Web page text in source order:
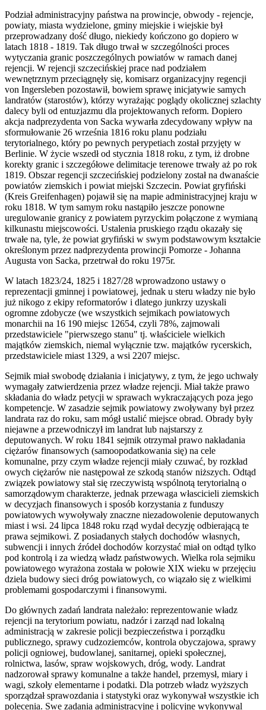
Podział administracyjny państwa na prowincje, obwody - rejencje,
powiaty, miasta wydzielone, gminy miejskie i wiejskie był
przeprowadzany dość długo, niekiedy kończono go dopiero w
latach 1818 - 1819. Tak długo trwał w szczególności proces
wytyczania granic poszczególnych powiatów w ramach danej
rejencji. W rejencji szczecińskiej prace nad podziałem
wewnętrznym przeciągnęły się, komisarz organizacyjny regencji
von Ingersleben pozostawił, bowiem sprawę inicjatywie samych
landratów (starostów), którzy wyrażając poglądy okolicznej szlachty
dalecy byli od entuzjazmu dla projektowanych reform. Dopiero
akcja nadprezydenta von Sacka wywarła zdecydowany wpływ na
sformułowanie 26 września 1816 roku planu podziału
terytorialnego, który po pewnych perypetiach został przyjęty w
Berlinie. W życie wszedł od stycznia 1818 roku, z tym, iż drobne
korekty granic i szczegółowe delimitacje terenowe trwały aż po rok
1819. Obszar regencji szczecińskiej podzielony został na dwanaście
powiatów ziemskich i powiat miejski Szczecin. Powiat gryfiński
(Kreis Greifenhagen) pojawił się na mapie administracyjnej kraju w
roku 1818. W tym samym roku nastąpiło jeszcze ponowne
uregulowanie granicy z powiatem pyrzyckim połączone z wymianą
kilkunastu miejscowości. Ustalenia pruskiego rządu okazały się
trwałe na, tyle, że powiat gryfiński w swym podstawowym kształcie
określonym przez nadprezydenta prowincji Pomorze - Johanna
Augusta von Sacka, przetrwał do roku 1975r.
W latach 1823/24, 1825 i 1827/28 wprowadzono ustawy o
reprezentacji gminnej i powiatowej, jednak u steru władzy nie było
już nikogo z ekipy reformatorów i dlatego junkrzy uzyskali
ogromne zdobycze (we wszystkich sejmikach powiatowych
monarchii na 16 190 miejsc 12654, czyli 78%, zajmowali
przedstawiciele "pierwszego stanu" tj. właściciele wielkich
majątków ziemskich, niemal wyłącznie tzw. majątków rycerskich,
przedstawiciele miast 1329, a wsi 2207 miejsc.
Sejmik miał swobodę działania i inicjatywy, z tym, że jego uchwały
wymagały zatwierdzenia przez władze rejencji. Miał także prawo
składania do władz petycji w sprawach wykraczających poza jego
kompetencje. W zasadzie sejmik powiatowy zwoływany był przez
landrata raz do roku, sam mógł ustalić miejsce obrad. Obrady były
niejawne a przewodniczył im landrat lub najstarszy z
deputowanych. W roku 1841 sejmik otrzymał prawo nakładania
ciężarów finansowych (samoopodatkowania się) na cele
komunalne, przy czym władze rejencji miały czuwać, by rozkład
owych ciężarów nie następował ze szkodą stanów niższych. Odtąd
związek powiatowy stał się rzeczywistą wspólnotą terytorialną o
samorządowym charakterze, jednak przewaga włascicieli ziemskich
w decyzjach finansowych i sposób korzystania z funduszy
powiatowych wywoływały znaczne niezadowolenie deputowanych
miast i wsi. 24 lipca 1848 roku rząd wydał decyzję odbierającą te
prawa sejmikowi. Z posiadanych stałych dochodów własnych,
subwencji i innych źródeł dochodów korzystać miał on odtąd tylko
pod kontrolą i za wiedzą władz państwowych. Wielka rola sejmiku
powiatowego wyrażona została w połowie XIX wieku w przejęciu
dziela budowy sieci dróg powiatowych, co wiązało się z wielkimi
problemami gospodarczymi i finansowymi.
Do głównych zadań landrata należało: reprezentowanie władz
rejencji na terytorium powiatu, nadzór i zarząd nad lokalną
administracją w zakresie policji bezpieczeństwa i porządku
publicznego, sprawy cudzoziemców, kontrola obyczajowa, sprawy
policji ogniowej, budowlanej, sanitarnej, opieki społecznej,
rolnictwa, lasów, spraw wojskowych, dróg, wody. Landrat
nadzorował sprawy komunalne a także handel, przemysł, miary i
wagi, szkoły elementarne i podatki. Dla potrzeb władz wyższych
sporządzał sprawozdania i statystyki oraz wykonywał wszystkie ich
polecenia. Swe zadania administracyjne i policyjne wykonywal